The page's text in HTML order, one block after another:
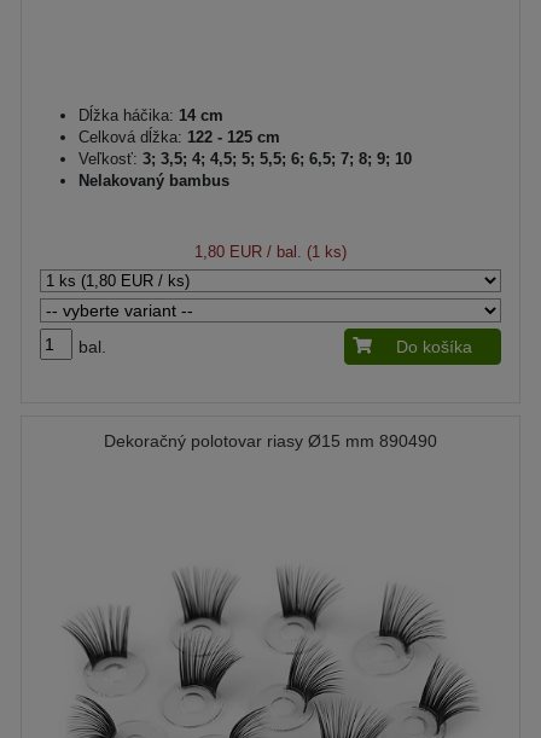
Dĺžka háčika: 14 cm
Celková dĺžka: 122 - 125 cm
Veľkosť: 3; 3,5; 4; 4,5; 5; 5,5; 6; 6,5; 7; 8; 9; 10
Nelakovaný bambus
1,80 EUR / bal. (1 ks)
bal. Do košíka
Dekoračný polotovar riasy Ø15 mm 890490